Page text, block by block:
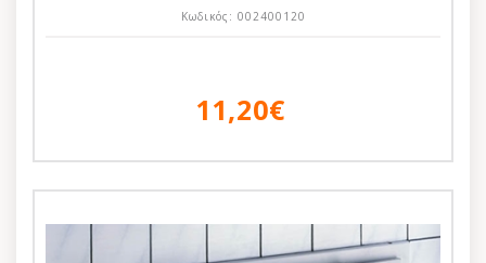
Κωδικός: 002400120
11,20€